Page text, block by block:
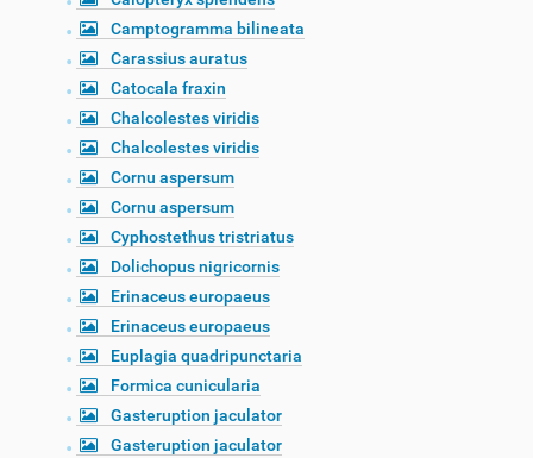
Camptogramma bilineata
Carassius auratus
Catocala fraxin
Chalcolestes viridis
Chalcolestes viridis
Cornu aspersum
Cornu aspersum
Cyphostethus tristriatus
Dolichopus nigricornis
Erinaceus europaeus
Erinaceus europaeus
Euplagia quadripunctaria
Formica cunicularia
Gasteruption jaculator
Gasteruption jaculator